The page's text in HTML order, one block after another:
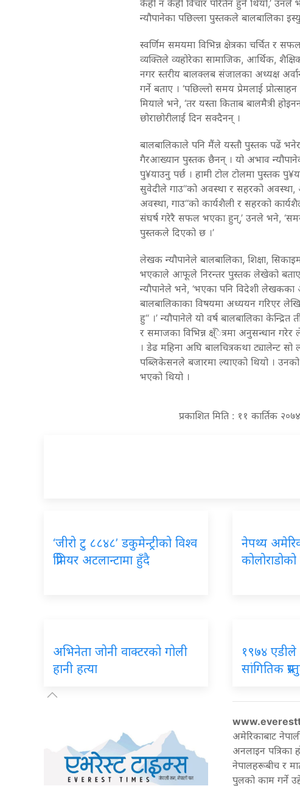
केही न केही विचार परिर्तन हुने थियो,’
न्यौपानेका पछिल्ला पुस्तकले बालबालिका
स्वर्णिम समयमा विभिन्न क्षेत्रका चर्चित र
व्यक्तिले व्यहोरेका सामाजिक, आर्थिक,
नगर स्तरीय बालक्लब संजालका अध्यक्ष
गर्ने बताए । ‘पछिल्लो समय प्रेमलाई
मियाले भने, ‘तर यस्ता किताब बालमैत्री
छोराछोरीलाई दिन सक्दैनन् ।
बालबालिकाले पनि मैंले यस्तौ पुस्तक पढें
गैरआख्यान पुस्तक छैनन् । यो अभाव
पु¥याउनु पर्छ । हामी टोल टोलमा पुस्तक
सुवेदीले गाउ“को अवस्था र सहरको अवस्था,
अवस्था, गाउ“को कार्यशैली र सहरको
संघर्ष गरेरै सफल भएका हुन्,’ उनले भने,
पुस्तकले दिएको छ ।’
लेखक न्यौपानेले बालबालिका, शिक्षा,
भएकाले आफूले निरन्तर पुस्तक लेखेको बताए ।
न्यौपानेले भने, ‘भएका पनि विदेशी
बालबालिकाका विषयमा अध्ययन गरिएर
हु“ ।’ न्यौपानेले यो वर्ष बालबालिका
र समाजका विभिन्न क्ष्ँेत्रमा अनुसन्धान
। डेढ महिना अघि बालचित्रकथा ट्यालेन्ट
पब्लिकेसनले बजारमा ल्याएको थियो ।
भएको थियो ।
प्रकाशित मिति : ११ कार्तिक
‘जीरो टु ८८४८’ डकुमेन्ट्रीको विश्व
प्रिमियर अटलान्टामा हुँदै
नेपथ्य
अभिनेता जोनी वाक्टरको गोली
हानी हत्या
१९७४ एडीले
सांगितिक
अमेरिकाबाट
अनलाइन पत्रिका
नेपालहरूबीच र
पुलको काम गर्ने